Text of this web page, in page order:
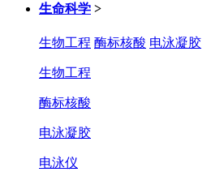
生命科学 >
生物工程 酶标核酸 电泳凝胶
生物工程
酶标核酸
电泳凝胶
电泳仪